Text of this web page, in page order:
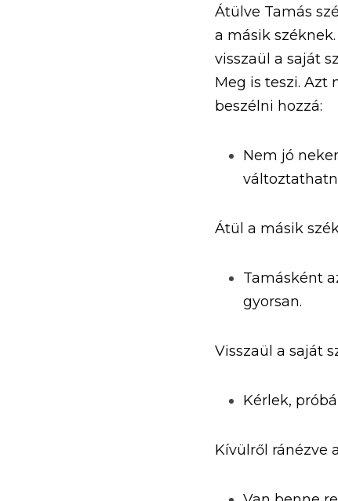
Átülve Tamás
a másik
visszaül a saját
Meg is teszi. Azt
beszélni hozzá:
Nem jó
Átül a másik
Tamásként
gyorsan.
Visszaül a saját
Kérlek,
Kívülről ránézve